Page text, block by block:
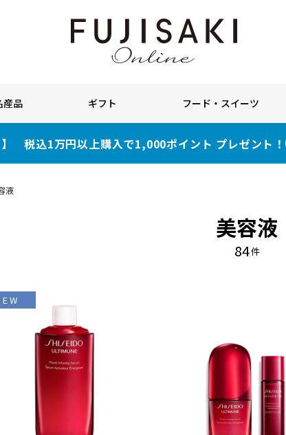
産品 ギフト フード・スイーツ
】 税込1万円以上購入で1,000ポイント プレゼント！
液
美容液
84件